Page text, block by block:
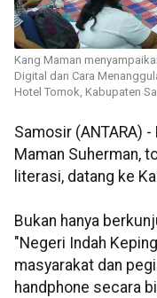
Kang Maman
Digital dan Cara
Hotel Tomok, Kabupaten
Samosir (ANTARA)
Maman Suherman,
literasi, datang ke
Bukan hanya
"Negeri Indah
masyarakat dan
handphone secara